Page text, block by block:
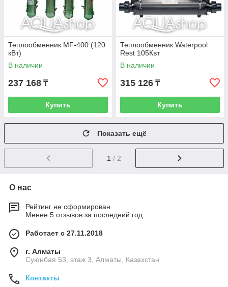
Теплообменник MF-400 (120
кВт)
В наличии
237 168 ₸
Купить
Теплообменник Waterpool
Rest 105Квт
В наличии
315 126 ₸
Купить
Показать ещё
1 / 2
О нас
Рейтинг не сформирован
Менее 5 отзывов за последний год
Работает с 27.11.2018
г. Алматы
Суюнбая 53, этаж 3, Алматы, Казахстан
Контакты